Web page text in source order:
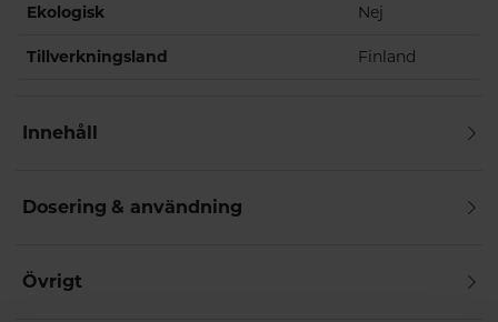
Ekologisk Nej
Tillverkningsland Finland
Innehåll
Dosering & användning
Övrigt